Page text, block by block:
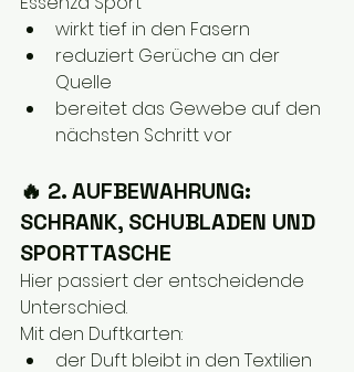
wirkt tief in den Fasern
reduziert Gerüche an der
Quelle
bereitet das Gewebe auf den
nächsten Schritt vor
🔥 2. AUFBEWAHRUNG:
SCHRANK, SCHUBLADEN UND
SPORTTASCHE
Hier passiert der entscheidende
Unterschied.
Mit den Duftkarten:
der Duft bleibt in den Textilien